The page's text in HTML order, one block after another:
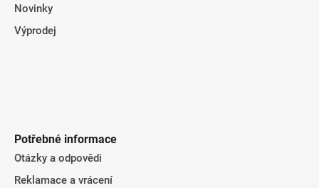
Novinky
Výprodej
Potřebné informace
Otázky a odpovědi
Reklamace a vrácení